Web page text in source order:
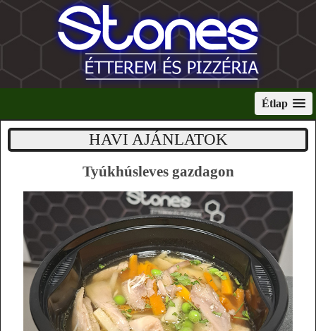
Étlap
HAVI AJÁNLATOK
Tyúkhúsleves gazdagon